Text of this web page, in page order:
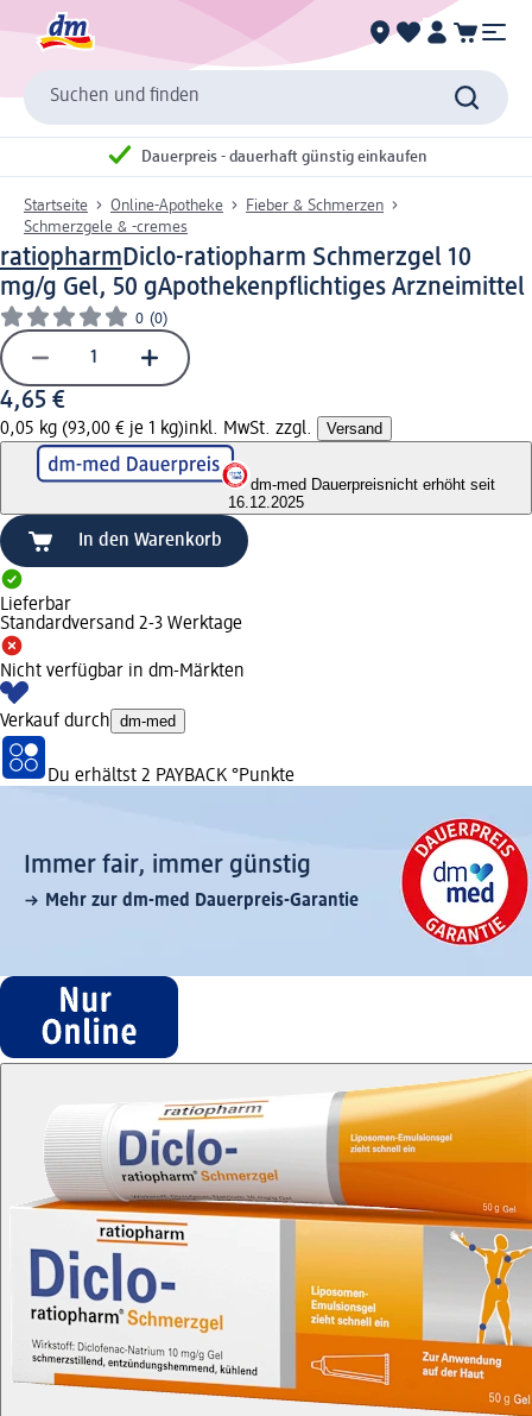
Suchen und finden
Dauerpreis - dauerhaft günstig einkaufen
Startseite Online-Apotheke
Fieber & Schmerzen
Schmerzgele & -cremes
ratiopharmDiclo-ratiopharm Schmerzgel 10
mg/g Gel, 50 gApothekenpflichtiges Arzneimittel
0 (0)
4,65 €
0,05 kg (93,00 € je 1 kg)inkl. MwSt. zzgl. Versand
dm-med Dauerpreisnicht erhöht seit
16.12.2025
In den Warenkorb
Lieferbar
Standardversand 2-3 Werktage
Nicht verfügbar in dm-Märkten
Verkauf durch dm-med
Du erhältst 2 PAYBACK °Punkte
Immer fair,­ immer günstig
Mehr zur dm-med Dauerpreis-Garantie